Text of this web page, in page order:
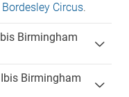
Circus.
Birmingham
Birmingham